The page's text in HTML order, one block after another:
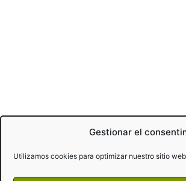
Gestionar el
Utilizamos cookies para optimizar nuestro sitio